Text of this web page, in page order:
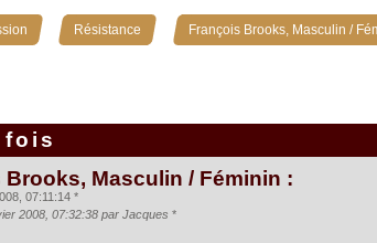
» Résistance » François Brooks, Masculin /
fois
Brooks, Masculin / Féminin :
07:11:14 *
2008, 07:32:38 par Jacques *